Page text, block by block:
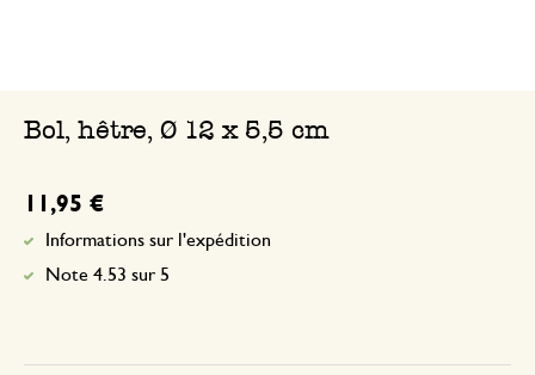
Bol, hêtre, Ø 12 x 5,5 cm
11,95 €
Informations sur l'expédition
Note 4.53 sur 5